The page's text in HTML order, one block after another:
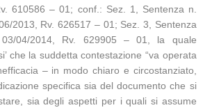
610586 – 01; conf.: Sez. 1, Sentenza n.
2013, Rv. 626517 – 01; Sez. 3, Sentenza
04/2014, Rv. 629905 – 01, la quale
che la suddetta contestazione “va operata
– in modo chiaro e circostanziato,
specifica sia del documento che si
sia degli aspetti per i quali si assume